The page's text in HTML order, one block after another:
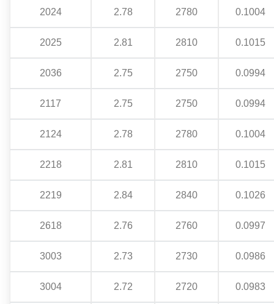
2024 2.78 2780 0.1004
2025 2.81 2810 0.1015
2036 2.75 2750 0.0994
2117 2.75 2750 0.0994
2124 2.78 2780 0.1004
2218 2.81 2810 0.1015
2219 2.84 2840 0.1026
2618 2.76 2760 0.0997
3003 2.73 2730 0.0986
3004 2.72 2720 0.0983